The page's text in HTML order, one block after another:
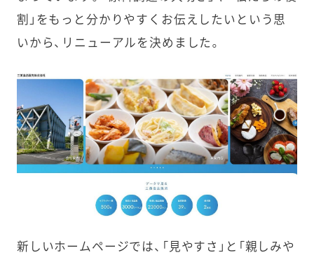
割」をもっと分かりやすくお伝えしたいという思
いから、リニューアルを決めました。
新しいホームページでは、「見やすさ」と「親しみや